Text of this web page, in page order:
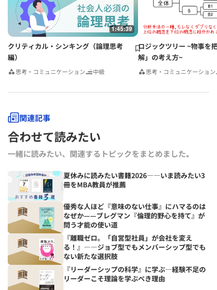
1:45:39
クリティカル・シンキング（論理思考
編）
思考・コミュニケーション 中級
ロジックツリー ~物事を
解」の考え方~
思考・コミュニケーション
関連記事
合わせて読みたい
一緒に読みたい、関連するトピックをまとめました｡
夏休みに読みたい書籍2026――いま読みたい3
冊をMBA教員が推薦
優秀な人ほど『意味のない仕事』にハマるのは
なぜか——ブレグマン『倫理的野心を持て』が
問う才能の使い道
『離職ゼロ。「自営型社員」が会社を変え
る！』――ジョブ型でもメンバーシップ型でも
ない新たな選択肢
『リーダーシップの科学』に学ぶ―経験不足の
リーダーこそ理論を学ぶべき理由